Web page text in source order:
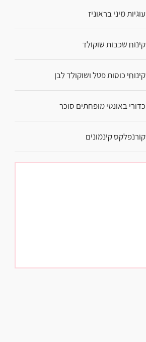
עוגיות מיני בראוניז
קינוח שכבות שוקולד
קינוחי כוסות פטל ושוקולד לבן
כדורי באונטי מופחתים סוכר
קורנפלקס קינמונים